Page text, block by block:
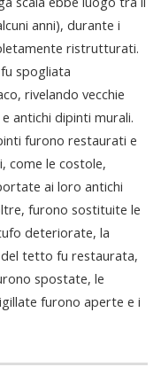
anni), durante i
ristrutturati.
spogliata
rivelando vecchie
antichi dipinti murali.
furono restaurati e
come le costole,
ai loro antichi
furono sostituite le
deteriorate, la
tetto fu restaurata,
spostate, le
furono aperte e i